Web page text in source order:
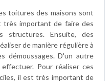
toitures des maisons sont
très important de faire des
structures. Ensuite, des
de manière régulière à
démoussages. D'un autre
Pour réaliser ces
il est très important de